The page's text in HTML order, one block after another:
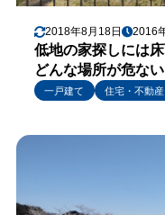
2018年8月18日 2016
低地の家探しには
どんな場所が危ない
一戸建て 住宅・不動産